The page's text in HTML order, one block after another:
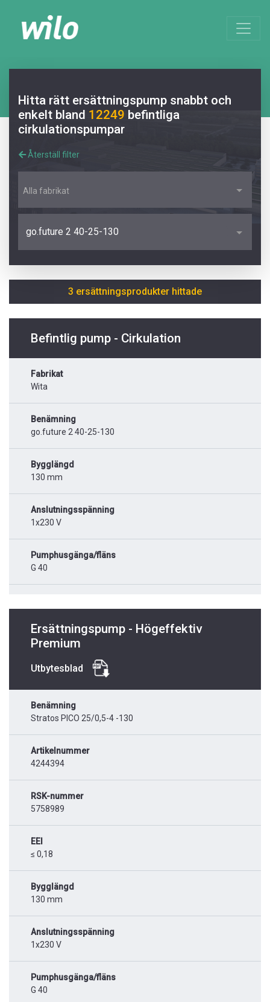
Hitta rätt ersättningspump snabbt och
enkelt bland 12249 befintliga
cirkulationspumpar
Återställ filter
Alla fabrikat
go.future 2 40-25-130
3 ersättningsprodukter hittade
Befintlig pump - Cirkulation
Fabrikat
Wita
Benämning
go.future 2 40-25-130
Bygglängd
130 mm
Anslutningsspänning
1x230 V
Pumphusgänga/fläns
G 40
Ersättningspump - Högeffektiv
Premium
Utbytesblad
Benämning
Stratos PICO 25/0,5-4 -130
Artikelnummer
4244394
RSK-nummer
5758989
EEI
≤ 0,18
Bygglängd
130 mm
Anslutningsspänning
1x230 V
Pumphusgänga/fläns
G 40